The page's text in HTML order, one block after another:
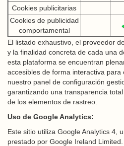
Cookies publicitarias
Cookies de publicidad
comportamental
El listado exhaustivo, el proveedor
y la finalidad concreta de cada una
esta plataforma se encuentran
accesibles de forma interactiva para
nuestro panel de configuración
garantizando una transparencia
de los elementos de rastreo.
Uso de Google Analytics:
Este sitio utiliza Google Analytics 4,
prestado por Google Ireland